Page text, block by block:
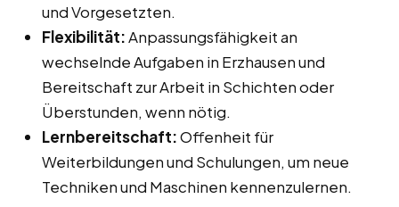
und Vorgesetzten.
Flexibilität:Anpassungsfähigkeit an
wechselnde Aufgaben in Erzhausen und
Bereitschaft zur Arbeit in Schichten oder
Überstunden, wenn nötig.
Lernbereitschaft:Offenheit für
Weiterbildungen und Schulungen, um neue
Techniken und Maschinen kennenzulernen.